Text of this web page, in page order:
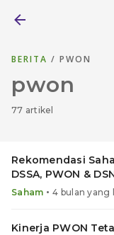
BERITA / PWON
pwon
77 artikel
Rekomendasi
DSSA, PWON &
Rawan Koreksi
Saham • 4 bulan yang
Kinerja PWON